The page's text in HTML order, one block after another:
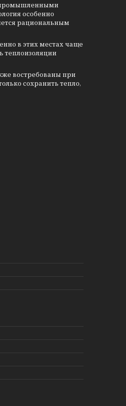
промышленными
особенно
рациональным
в этих местах чаще
теплоизоляции
востребованы при
сохранить тепло,